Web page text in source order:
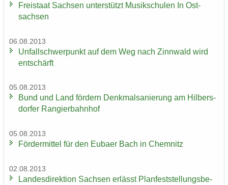
Frei­staat Sach­sen un­ter­stützt Mu­sik­schu­len In Ost­
sach­sen
06.08.2013
Un­fall­schwer­punkt auf dem Weg nach Zinn­wald wird
ent­schärft
05.08.2013
Bund und Land för­dern Denk­mal­sa­nie­rung am Hil­bers­
dor­fer Ran­gier­bahn­hof
05.08.2013
För­der­mit­tel für den Eu­ba­er Bach in Chem­nitz
02.08.2013
Lan­des­di­rek­ti­on Sach­sen er­lässt Plan­fest­stel­lungs­be­